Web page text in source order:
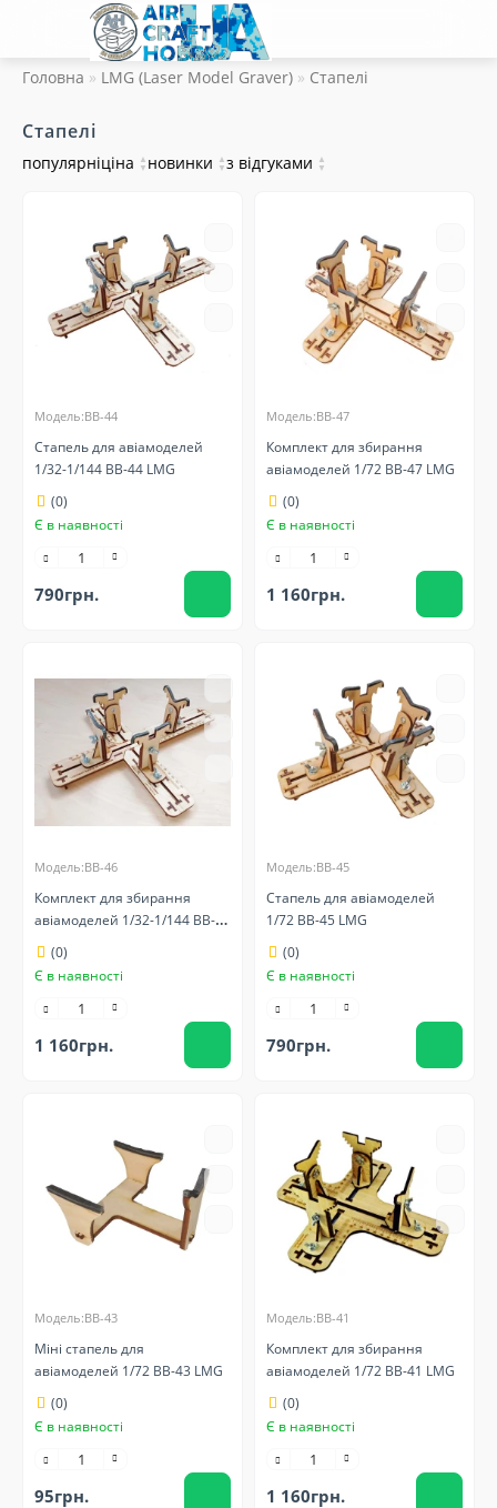
Головна LMG (Laser Model Graver) Стапелі
Стапелі
популярніціна ▲
▼ новинки ▲
▼з відгуками ▲
▼
Модель:BB-44
Стапель для авіамоделей
1/32-1/144 BB-44 LMG
(0)
Є в наявності
790грн.
Модель:BB-47
Комплект для збирання
авіамоделей 1/72 BB-47 LMG
(0)
Є в наявності
1 160грн.
Модель:BB-46
Комплект для збирання
авіамоделей 1/32-1/144 BB-46
LMG
(0)
Є в наявності
1 160грн.
Модель:BB-45
Стапель для авіамоделей
1/72 BB-45 LMG
(0)
Є в наявності
790грн.
Модель:BB-43
Міні стапель для
авіамоделей 1/72 BB-43 LMG
(0)
Є в наявності
95грн.
Модель:BB-41
Комплект для збирання
авіамоделей 1/72 BB-41 LMG
(0)
Є в наявності
1 160грн.